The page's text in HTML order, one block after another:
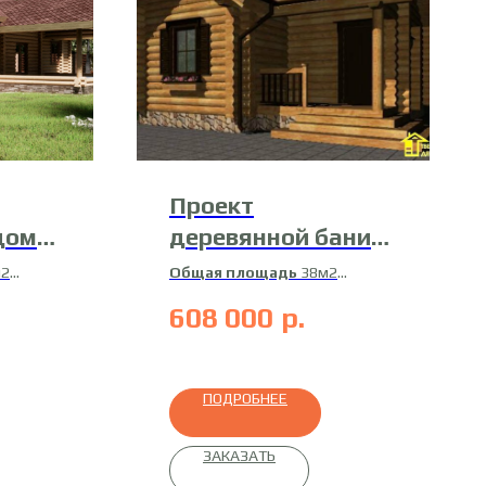
Проект
деревянной бани
Б-5
Общая площадь 38м2
Материалоцилиндрованное
608 000 р.
ПОДРОБНЕЕ
ЗАКАЗАТЬ